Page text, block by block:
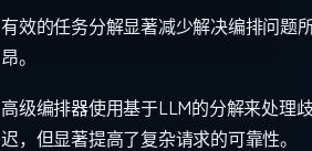
有效的任务分解显著减少解决编排问题
昂。
高级编排器使用基于LLM的分解来处理
迟，但显著提高了复杂请求的可靠性。